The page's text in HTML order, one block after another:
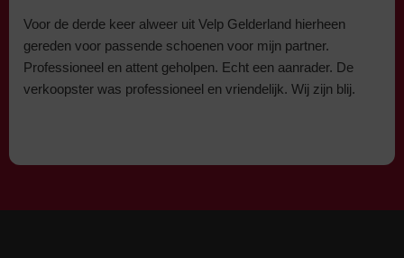
Voor de derde keer alweer uit Velp Gelderland hierheen
gereden voor passende schoenen voor mijn partner.
Professioneel en attent geholpen. Echt een aanrader. De
verkoopster was professioneel en vriendelijk. Wij zijn blij.